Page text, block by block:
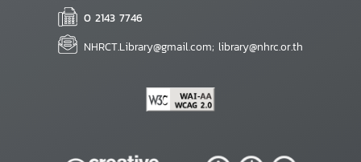
0 2143 7746
NHRCT.Library@gmail.com; library@nhrc.or.th